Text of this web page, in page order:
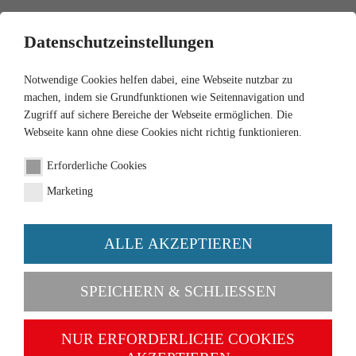
1:87
Kommunal Winterdienst -
Artikel-Nr. 064609
Datenschutzeinstellungen
Notwendige Cookies helfen dabei, eine Webseite nutzbar zu
machen, indem sie Grundfunktionen wie Seitennavigation und
Zugriff auf sichere Bereiche der Webseite ermöglichen. Die
Webseite kann ohne diese Cookies nicht richtig funktionieren.
Erforderliche Cookies
Marketing
ALLE AKZEPTIEREN
SPEICHERN & SCHLIESSEN
NUR ERFORDERLICHE COOKIES